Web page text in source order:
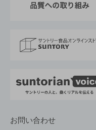
採用情報
お問い合わせ